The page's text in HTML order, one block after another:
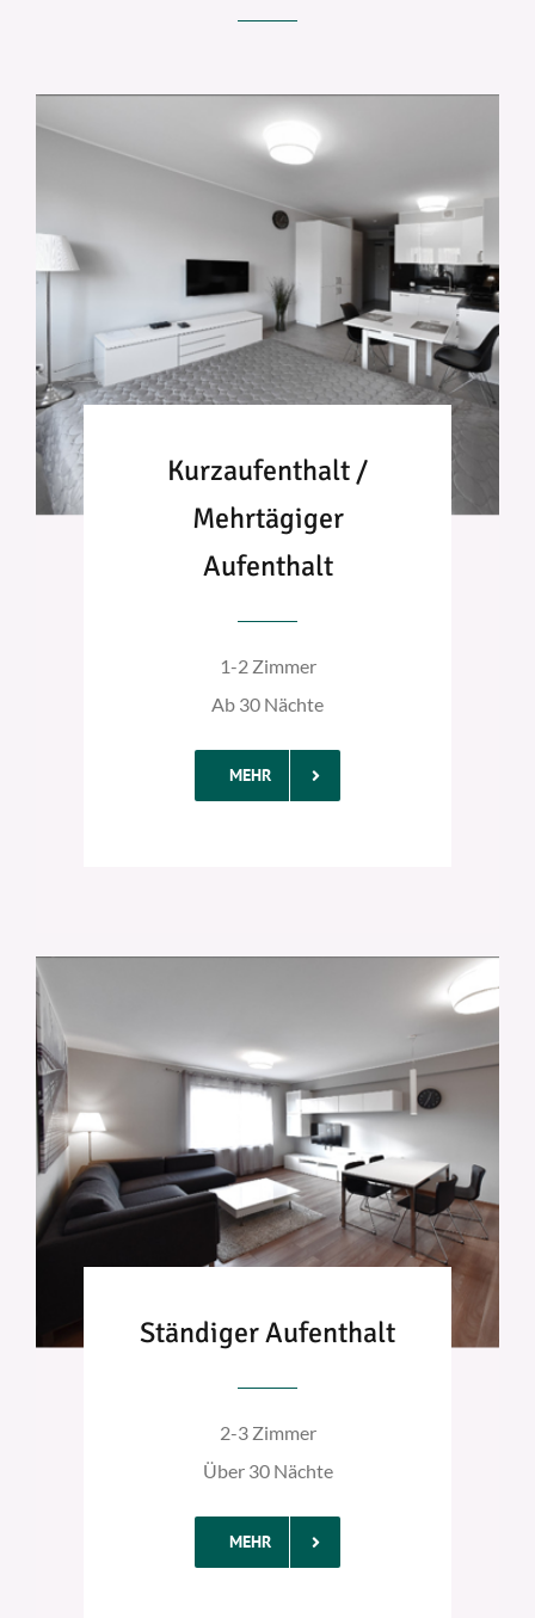
Kurzaufenthalt /
Mehrtägiger
Aufenthalt
1-2 Zimmer
Ab 30 Nächte
MEHR
Ständiger Aufenthalt
2-3 Zimmer
Über 30 Nächte
MEHR